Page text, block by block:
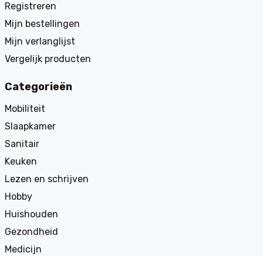
Registreren
Mijn bestellingen
Mijn verlanglijst
Vergelijk producten
Categorieën
Mobiliteit
Slaapkamer
Sanitair
Keuken
Lezen en schrijven
Hobby
Huishouden
Gezondheid
Medicijn